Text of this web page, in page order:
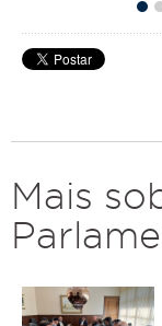
Mais